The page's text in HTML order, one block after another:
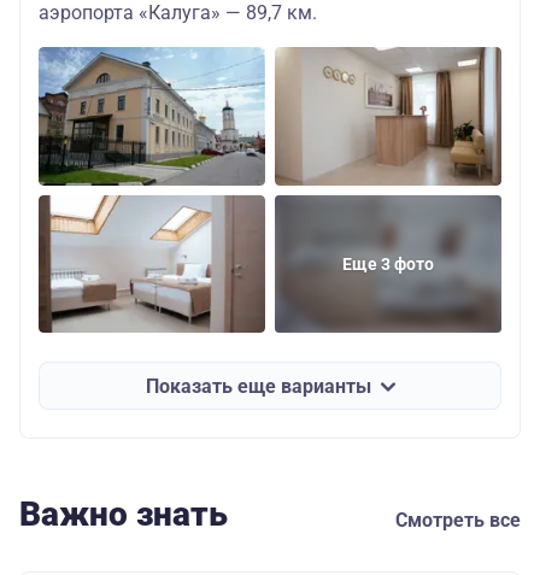
аэропорта «Калуга» — 89,7 км.
Еще 3 фото
Показать еще варианты
Важно знать Смотреть все